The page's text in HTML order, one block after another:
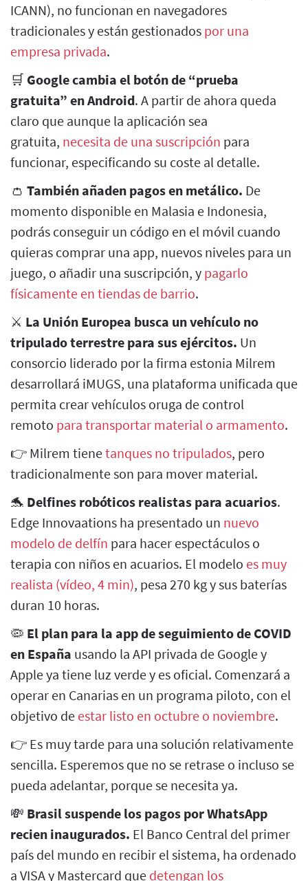
ICANN), no funcionan en navegadores
tradicionales y están gestionados por una
empresa privada.
🛒 Google cambia el botón de “prueba
gratuita” en Android. A partir de ahora queda
claro que aunque la aplicación sea
gratuita, necesita de una suscripción para
funcionar, especificando su coste al detalle.
👛 También añaden pagos en metálico. De
momento disponible en Malasia e Indonesia,
podrás conseguir un código en el móvil cuando
quieras comprar una app, nuevos niveles para un
juego, o añadir una suscripción, y pagarlo
físicamente en tiendas de barrio.
⚔ La Unión Europea busca un vehículo no
tripulado terrestre para sus ejércitos. Un
consorcio liderado por la firma estonia Milrem
desarrollará iMUGS, una plataforma unificada que
permita crear vehículos oruga de control
remoto para transportar material o armamento.
👉 Milrem tienetanques no tripulados, pero
tradicionalmente son para mover material.
🐬 Delfines robóticos realistas para acuarios.
Edge Innovaations ha presentado un nuevo
modelo de delfín para hacer espectáculos o
terapia con niños en acuarios. El modelo es muy
realista (vídeo, 4 min), pesa 270 kg y sus baterías
duran 10 horas.
🦠 El plan para la app de seguimiento de COVID
en España usando la API privada de Google y
Apple ya tiene luz verde y es oficial. Comenzará a
operar en Canarias en un programa piloto, con el
objetivo de estar listo en octubre o noviembre.
👉 Es muy tarde para una solución relativamente
sencilla. Esperemos que no se retrase o incluso se
pueda adelantar, porque se necesita ya.
💸 Brasil suspende los pagos por WhatsApp
recien inaugurados. El Banco Central del primer
país del mundo en recibir el sistema, ha ordenado
a VISA y Mastercard que detengan los